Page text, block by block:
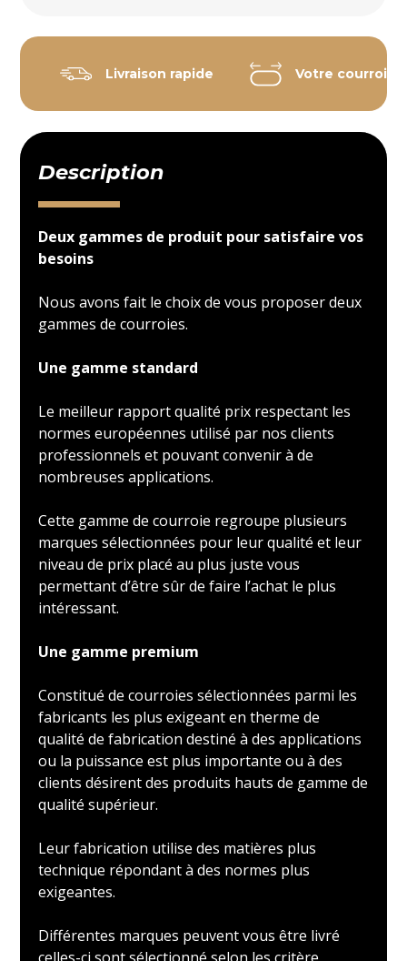
Livraison rapide Votre courroie
Description
Deux gammes de produit pour satisfaire vos
besoins
Nous avons fait le choix de vous proposer deux
gammes de courroies.
Une gamme standard
Le meilleur rapport qualité prix respectant les
normes européennes utilisé par nos clients
professionnels et pouvant convenir à de
nombreuses applications.
Cette gamme de courroie regroupe plusieurs
marques sélectionnées pour leur qualité et leur
niveau de prix placé au plus juste vous
permettant d’être sûr de faire l’achat le plus
intéressant.
Une gamme premium
Constitué de courroies sélectionnées parmi les
fabricants les plus exigeant en therme de
qualité de fabrication destiné à des applications
ou la puissance est plus importante ou à des
clients désirent des produits hauts de gamme de
qualité supérieur.
Leur fabrication utilise des matières plus
technique répondant à des normes plus
exigeantes.
Différentes marques peuvent vous être livré